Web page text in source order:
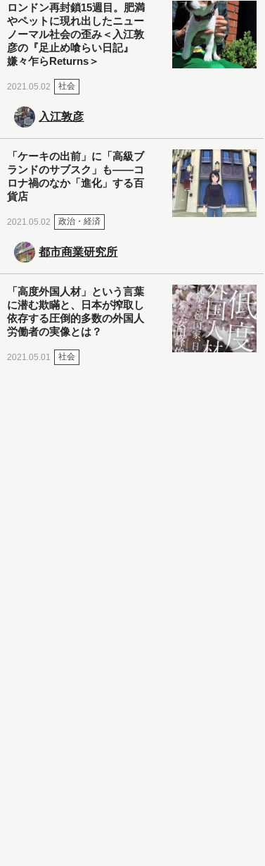
ロンドン再封鎖15週目。肥満
やペットに現れ出したニュー
ノーマル社会の歪み＜入江敦
彦の『足止め喰らい日記』
嫌々乍らReturns＞
2021.05.02 社会
入江敦彦
「ケーキの出前」に「高級ブ
ランドのサブスク」も――コ
ロナ禍のなか「進化」する百
貨店
2021.05.02 政治・経済
都市商業研究所
「高度外国人材」という言葉
に潜む欺瞞と、日本が搾取し
依存する圧倒的多数の外国人
労働者の実像とは？
2021.05.01 社会